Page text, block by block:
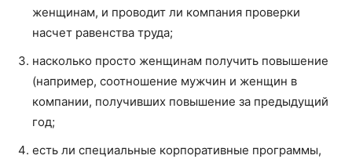
женщинам, и проводит ли компания проверки
насчет равенства труда;
насколько просто женщинам получить повышение
(например, соотношение мужчин и женщин в
компании, получивших повышение за предыдущий
год;
есть ли специальные корпоративные программы,